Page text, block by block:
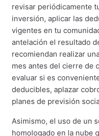
revisar periódicamente
inversión, aplicar las
vigentes en tu
antelación el resultado
recomiendan realizar
mes antes del cierre de
evaluar si es
deducibles, aplazar
planes de previsión
Asimismo, el uso de un
homologado en la nube